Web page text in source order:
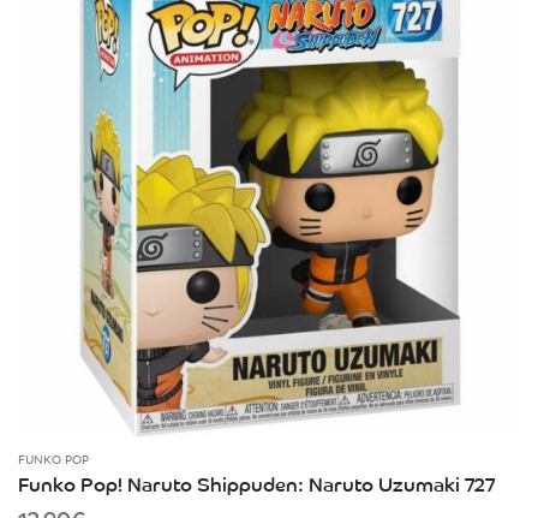
FUNKO POP
Funko Pop! Naruto Shippuden: Naruto Uzumaki 727